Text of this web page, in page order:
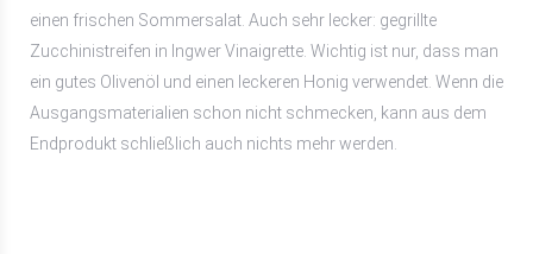
einen frischen Sommersalat. Auch sehr lecker: gegrillte
Zucchinistreifen in Ingwer Vinaigrette. Wichtig ist nur, dass man
ein gutes Olivenöl und einen leckeren Honig verwendet. Wenn die
Ausgangsmaterialien schon nicht schmecken, kann aus dem
Endprodukt schließlich auch nichts mehr werden.